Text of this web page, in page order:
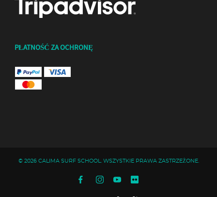
PŁATNOŚĆ ZA OCHRONĘ
© 2026 CALIMA SURF SCHOOL. WSZYSTKIE PRAWA ZASTRZEŻONE.